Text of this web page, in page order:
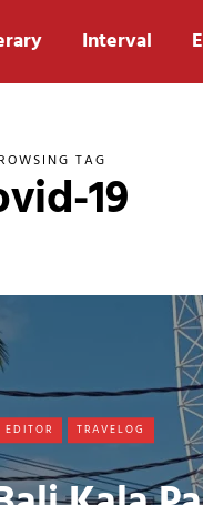
Interval
TAG
19
TRAVELOG